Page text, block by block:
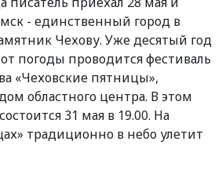
- единственный город в
Чехову. Уже десятый год
погоды проводится фестиваль
«Чеховские пятницы»,
областного центра. В этом
31 мая в 19.00. На
традиционно в небо улетит